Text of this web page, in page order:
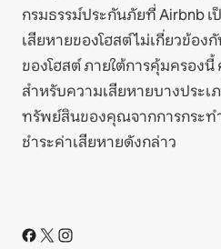
กรมธรรม์ประกันภัยที่ Airbnb
เสียหายของโฮสต์ไม่เกี่ยวข้อ
ของโฮสต์ ภายใต้การคุ้มครอง
สำหรับความเสียหายบางประ
ทรัพย์สินของคุณจากการกระท
ชำระค่าเสียหายดังกล่าว